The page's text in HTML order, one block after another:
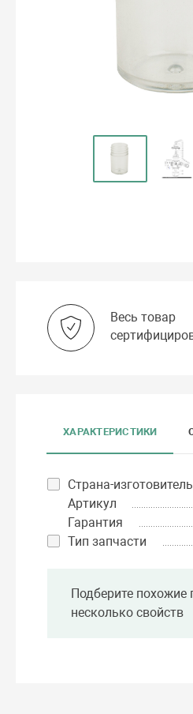
Весь товар
ХАРАКТЕРИСТИКИ
Страна-изготовитель
Артикул
Гарантия
Тип запчасти
Подберите похожие
несколько свойств